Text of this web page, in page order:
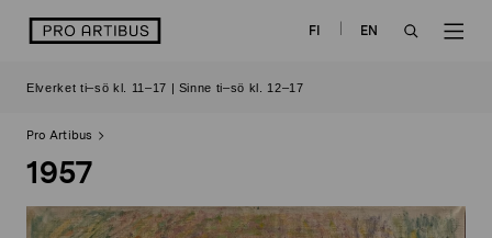
logo FI
EN
Elverket ti–sö kl. 11–17 | Sinne ti–sö kl. 12–17
Pro Artibus
1957